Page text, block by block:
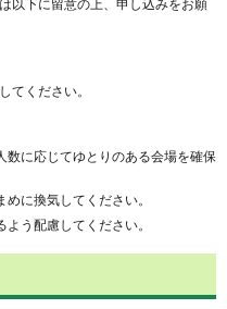
以下に留意の上、申し込みをお願
てください。
数に応じてゆとりのある会場を確保
に換気してください。
う配慮してください。